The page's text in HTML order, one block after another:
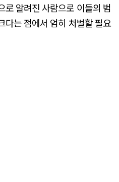
로 알려진 사람으로 이들의 범
다는 점에서 엄히 처벌할 필요